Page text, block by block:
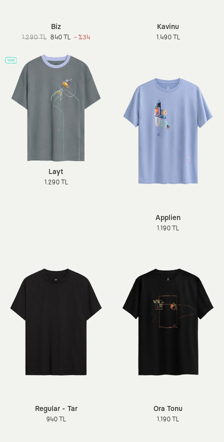
Biz
1.290 TL 840 TL - %34
Kavinu
1.490 TL
Layt
1.290 TL
Applien
1.190 TL
Regular - Tar
940 TL
Ora Tonu
1.190 TL